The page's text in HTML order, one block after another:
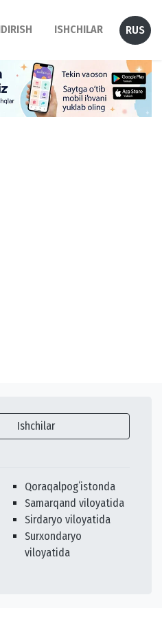
ISHCHILAR RUS
Ishchilar
Qoraqalpogʻistonda
Samarqand viloyatida
Sirdaryo viloyatida
Surxondaryo
viloyatida